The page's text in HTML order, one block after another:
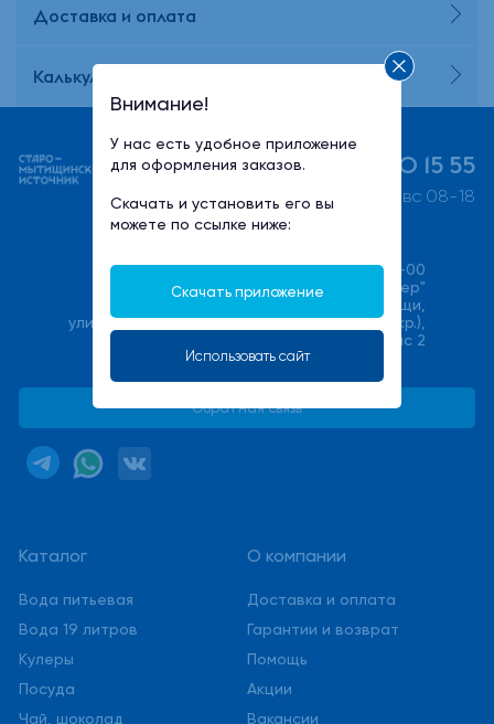
Доставка и оплата
Калькулятор потребления воды
Каталог
Вода питьевая
Вода 19 литров
Кулеры
Посуда
Чай, шоколад
О компании
Доставка и оплата
Гарантии и возврат
Помощь
Акции
Вакансии
+7 (495) 730 15 55
пн-пт 08-21, сб-вс 08-18
+7(495) 540-00-00
ООО "Халмер"
141033, Московская область, г. Мытищи,
улица Фабричная (Поселок Пироговский мкр.),
стр. 17В, офис 2
Обратная связь
Внимание!
У нас есть удобное приложение
для оформления заказов.
Скачать и установить его вы
можете по ссылке ниже:
Скачать приложение
Использовать сайт